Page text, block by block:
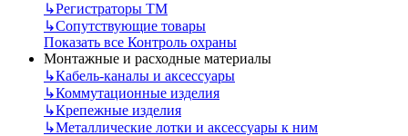
↳Регистраторы ТМ
↳Сопутствующие товары
Показать все Контроль охраны
Монтажные и расходные материалы
↳Кабель-каналы и аксессуары
↳Коммутационные изделия
↳Крепежные изделия
↳Металлические лотки и аксессуары к ним